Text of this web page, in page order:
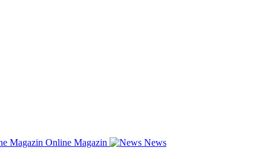
Online Magazin
News